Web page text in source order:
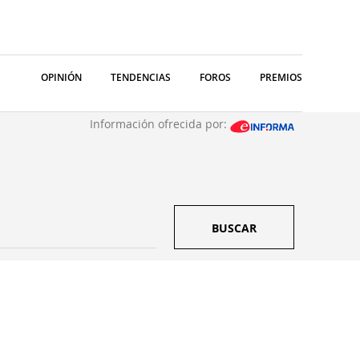
OPINIÓN TENDENCIAS FOROS PREMIOS
Información ofrecida por:
BUSCAR